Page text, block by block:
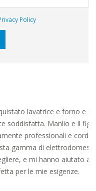
Policy
e forno e sono
Manlio e il figlio
e cordiali. Mi
di elettrodomestici di
hanno aiutato a
esigenze.